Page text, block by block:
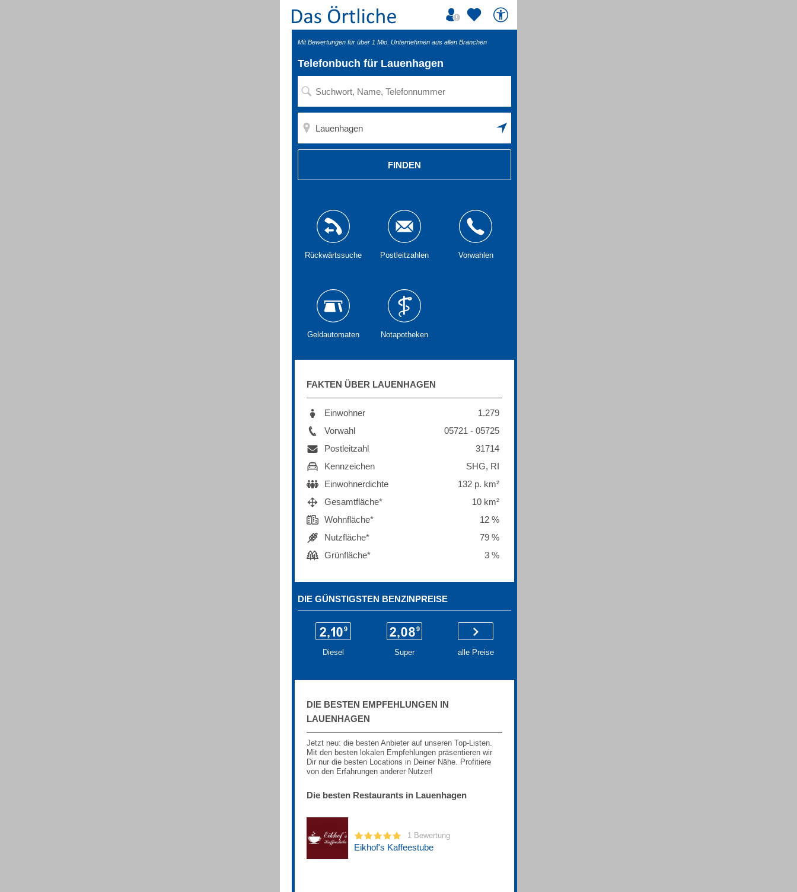
Mit Bewertungen für über 1 Mio. Unternehmen aus allen Branchen
Telefonbuch für Lauenhagen
FINDEN
Rückwärtssuche Postleitzahlen Vorwahlen
Geldautomaten Notapotheken
FAKTEN ÜBER LAUENHAGEN
Einwohner
1.279
Vorwahl
05721 - 05725
Postleitzahl
31714
Kennzeichen
SHG, RI
Einwohnerdichte
132 p. km²
Gesamtfläche*
10 km²
Wohnfläche*
12 %
Nutzfläche*
79 %
Grünfläche*
3 %
DIE GÜNSTIGSTEN BENZINPREISE
Diesel Super alle Preise
DIE BESTEN EMPFEHLUNGEN IN
LAUENHAGEN
Jetzt neu: die besten Anbieter auf unseren Top-Listen.
Mit den besten lokalen Empfehlungen präsentieren wir
Dir nur die besten Locations in Deiner Nähe. Profitiere
von den Erfahrungen anderer Nutzer!
Die besten Restaurants in Lauenhagen
1 Bewertung
Eikhof's Kaffeestube